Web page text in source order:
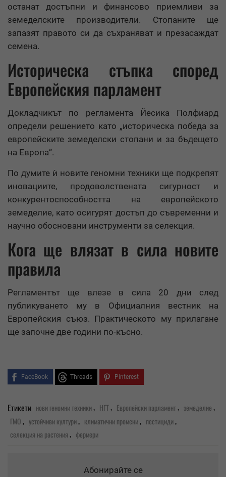
останат достъпни и финансово приемливи за
земеделските производители. Стопаните ще
запазят правото си да съхраняват и презасаждат
семена.
Историческа стъпка според
Европейския парламент
Докладчикът по регламента Йесика Полфиард
определи решението като „историческа победа за
европейските земеделски стопани и за бъдещето
на Европа“.
По думите ѝ новите геномни техники ще подкрепят
иновациите, продоволствената сигурност и
конкурентоспособността на европейското
земеделие, като осигурят достъп до съвременни и
научно обосновани инструменти за селекция.
Кога ще влязат в сила новите
правила
Регламентът ще влезе в сила 20 дни след
публикуването му в Официалния вестник на
Европейския съюз. Практическото му прилагане
ще започне две години по-късно.
FaceBook Threads Pinterest
Етикети нови геномни техники, НГТ, Европейски парламент, земеделие,
ГМО, устойчиви култури, климатични промени, пестициди,
селекция на растения, фермери
Абонирайте се